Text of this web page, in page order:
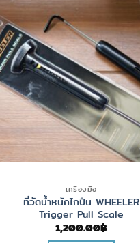
เครื่องมือ
ที่วัดน้ำหนักไกปืน WHEELER
Trigger Pull Scale
1,200.00฿